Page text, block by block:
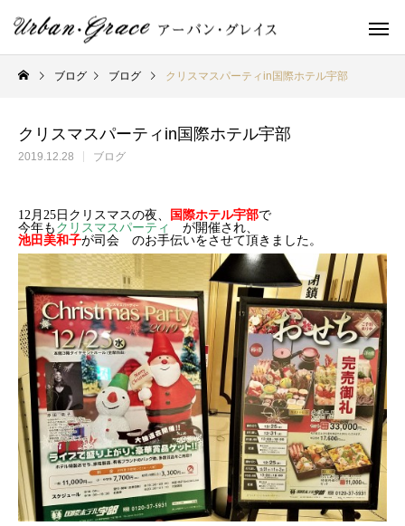
ブログ ブログ クリスマスパーティin国際ホテル宇部
クリスマスパーティin国際ホテル宇部
2019.12.28 ブログ
12月25日クリスマスの夜、 国際ホテル宇部で
今年も クリスマスパーティ が開催され、
池田美和子が司会 のお手伝いをさせて頂きました。